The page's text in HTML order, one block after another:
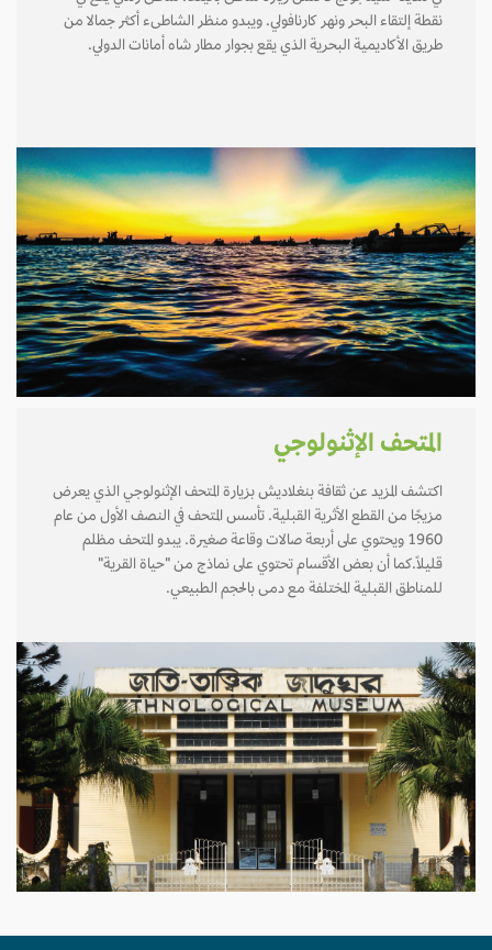
نقطة إلتقاء البحر ونهر كارنافولي. ويبدو منظر الشاطىء أكثر جمالا من
طريق الأكاديمية البحرية الذي يقع بجوار مطار شاه أمانات الدولي.
المتحف الإثنولوجي
اكتشف المزيد عن ثقافة بنغلاديش بزيارة المتحف الإثنولوجي الذي يعرض
مزيجًا من القطع الأثرية القبلية. تأسس المتحف في النصف الأول من عام
1960 ويحتوي على أربعة صالات وقاعة صغيرة. يبدو المتحف مظلم
قليلاً.كما أن بعض الأقسام تحتوي على نماذج من "حياة القرية"
للمناطق القبلية المختلفة مع دمى بالحجم الطبيعي.